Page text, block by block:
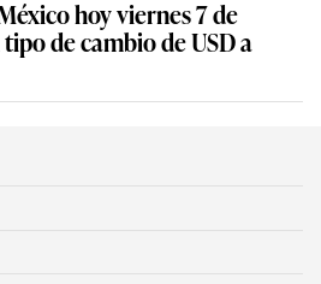
hoy viernes 7 de
de cambio de USD a